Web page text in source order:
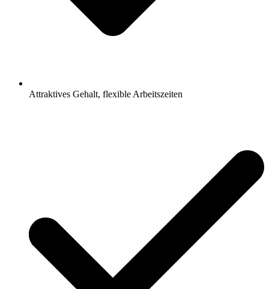
Attraktives Gehalt, flexible Arbeitszeiten